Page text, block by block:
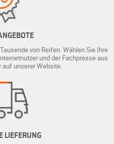
von Reifen. Wählen Sie Ihre
und der Fachpresse aus
auf unserer Website.
LIEFERUNG